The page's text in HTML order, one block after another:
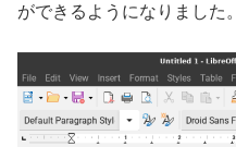
ができるようになりました。